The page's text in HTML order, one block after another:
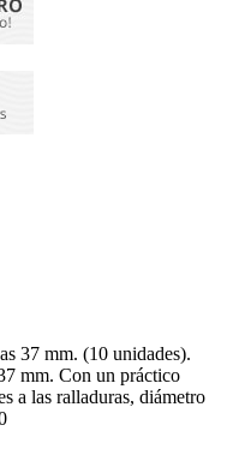
37 mm. (10 unidades).
mm. Con un práctico
a las ralladuras, diámetro